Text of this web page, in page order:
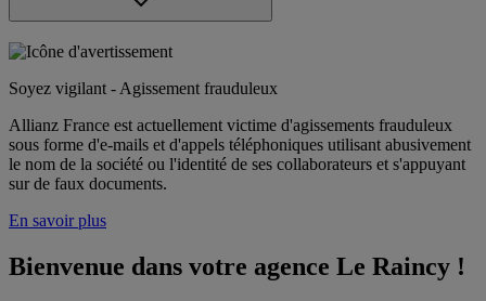
Soyez vigilant - Agissement frauduleux
Allianz France est actuellement victime d'agissements frauduleux
sous forme d'e-mails et d'appels téléphoniques utilisant abusivement
le nom de la société ou l'identité de ses collaborateurs et s'appuyant
sur de faux documents.
En savoir plus
Bienvenue dans votre agence Le Raincy !